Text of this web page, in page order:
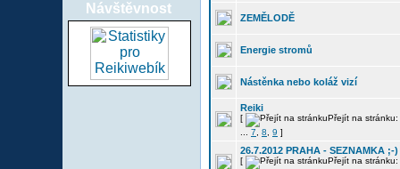
Návštěvnost
ZEMĚLODĚ
Energie stromů
Nástěnka nebo koláž vizí
Reiki
[
Přejít na stránku:
7 8 9 ]
26.7.2012 PRAHA - SEZNAMKA ;-)
[
Přejít na stránku: